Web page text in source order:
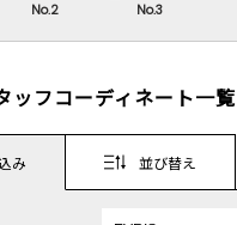
No.2 No.3
ッフコーディネート一覧
み 並び替え